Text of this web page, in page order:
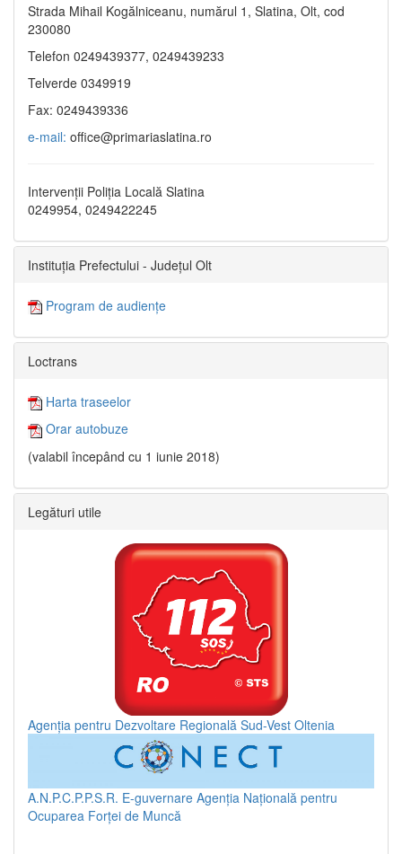
Strada Mihail Kogălniceanu, numărul 1, Slatina, Olt, cod
230080
Telefon 0249439377, 0249439233
Telverde 0349919
Fax: 0249439336
e-mail: office@primariaslatina.ro
Intervenții Poliția Locală Slatina
0249954, 0249422245
Instituția Prefectului - Județul Olt
Program de audiențe
Loctrans
Harta traseelor
Orar autobuze
(valabil începând cu 1 iunie 2018)
Legături utile
Agenția pentru Dezvoltare Regională Sud-Vest Oltenia
A.N.P.C.P.P.S.R. E-guvernare Agenția Națională pentru
Ocuparea Forței de Muncă